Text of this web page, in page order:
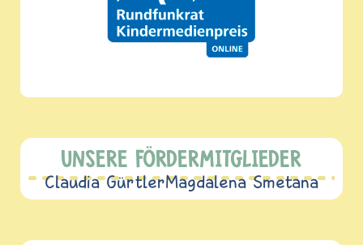
UNSERE FÖRDERMITGLIEDER
Claudia GürtlerMagdalena Smetana